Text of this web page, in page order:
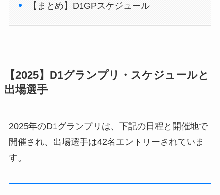
【まとめ】D1GPスケジュール
【2025】D1グランプリ・スケジュールと
出場選手
2025年のD1グランプリは、下記の日程と開催地で
開催され、出場選手は42名エントリーされていま
す。